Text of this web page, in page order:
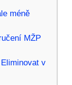
méně
MŽP
v